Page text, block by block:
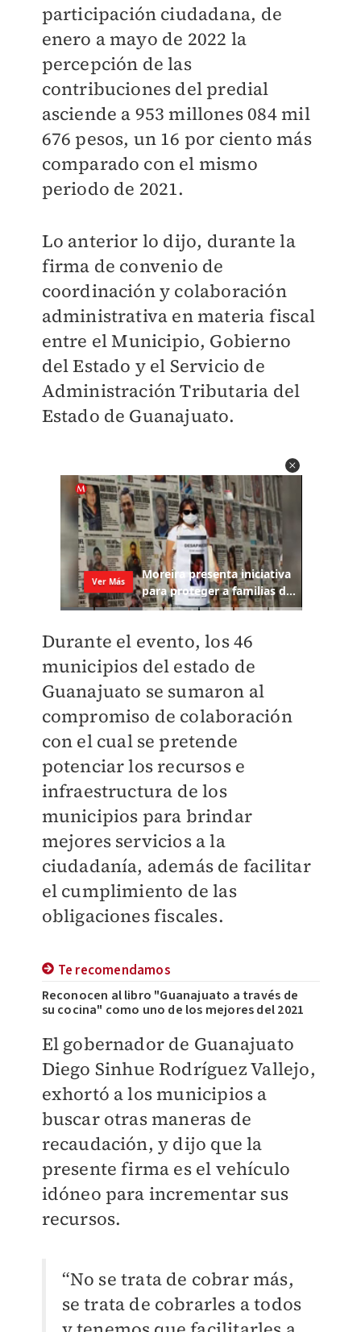
participación ciudadana, de
enero a mayo de 2022 la
percepción de las
contribuciones del predial
asciende a 953 millones 084 mil
676 pesos, un 16 por ciento más
comparado con el mismo
periodo de 2021.
Lo anterior lo dijo, durante la
firma de convenio de
coordinación y colaboración
administrativa en materia fiscal
entre el Municipio, Gobierno
del Estado y el Servicio de
Administración Tributaria del
Estado de Guanajuato.
Durante el evento, los 46
municipios del estado de
Guanajuato se sumaron al
compromiso de colaboración
con el cual se pretende
potenciar los recursos e
infraestructura de los
municipios para brindar
mejores servicios a la
ciudadanía, además de facilitar
el cumplimiento de las
obligaciones fiscales.
Te recomendamos
Reconocen al libro "Guanajuato a través de
su cocina" como uno de los mejores del 2021
El gobernador de Guanajuato
Diego Sinhue Rodríguez Vallejo,
exhortó a los municipios a
buscar otras maneras de
recaudación, y dijo que la
presente firma es el vehículo
idóneo para incrementar sus
recursos.
“No se trata de cobrar más,
se trata de cobrarles a todos